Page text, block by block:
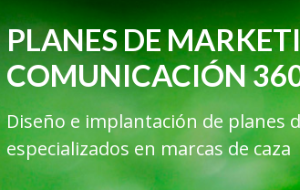
PLANES DE
COMUNICACIÓN
Diseño e implantación de planes
especializados en marcas de caza